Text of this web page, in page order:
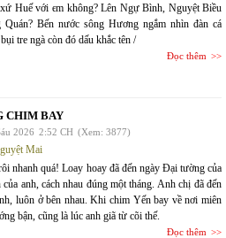
Huế với em không? Lên Ngự Bình, Nguyệt Biều
Quán? Bến nước sông Hương ngắm nhìn đàn cá
tre ngà còn đó dấu khắc tên /
Đọc thêm
CHIM BAY
2026 2:52 CH (Xem: 3877)
Mai
nhanh quá! Loay hoay đã đến ngày Đại tường của
anh, cách nhau đúng một tháng. Anh chị đã đến
luôn ở bên nhau. Khi chim Yến bay về nơi miên
bận, cũng là lúc anh giã từ cõi thế.
Đọc thêm